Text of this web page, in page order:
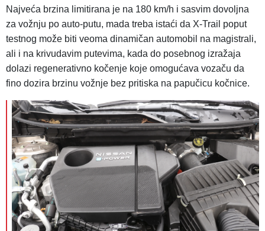
Najveća brzina limitirana je na 180 km/h i sasvim dovoljna
za vožnju po auto-putu, mada treba istaći da X-Trail poput
testnog može biti veoma dinamičan automobil na magistrali,
ali i na krivudavim putevima, kada do posebnog izražaja
dolazi regenerativno kočenje koje omogućava vozaču da
fino dozira brzinu vožnje bez pritiska na papučicu kočnice.